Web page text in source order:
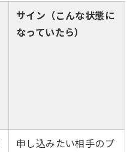
サイン（こんな状態に
なっていたら）
申し込みたい相手のプ